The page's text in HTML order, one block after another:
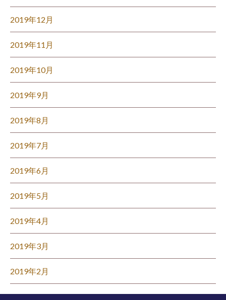
2019年12月
2019年11月
2019年10月
2019年9月
2019年8月
2019年7月
2019年6月
2019年5月
2019年4月
2019年3月
2019年2月